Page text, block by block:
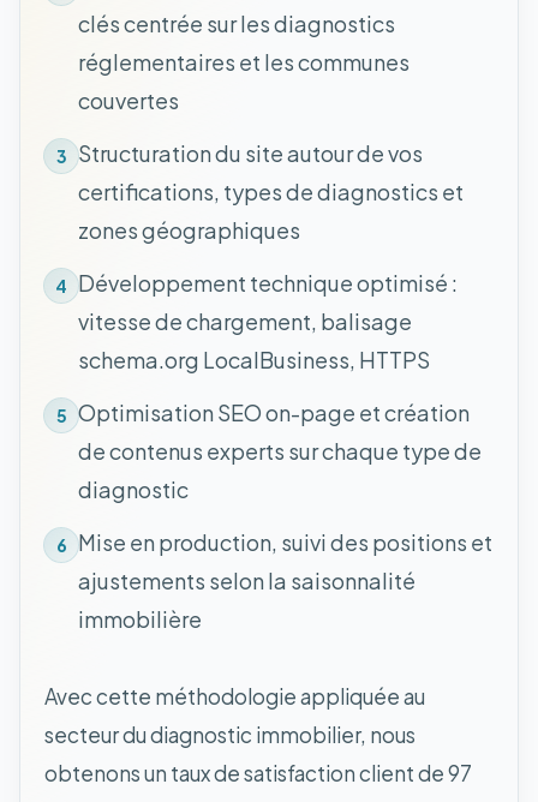
clés centrée sur les diagnostics
réglementaires et les communes
couvertes
3 Structuration du site autour de vos
certifications, types de diagnostics et
zones géographiques
4 Développement technique optimisé :
vitesse de chargement, balisage
schema.org LocalBusiness, HTTPS
5 Optimisation SEO on-page et création
de contenus experts sur chaque type de
diagnostic
6 Mise en production, suivi des positions et
ajustements selon la saisonnalité
immobilière
Avec cette méthodologie appliquée au
secteur du diagnostic immobilier, nous
obtenons un taux de satisfaction client de 97